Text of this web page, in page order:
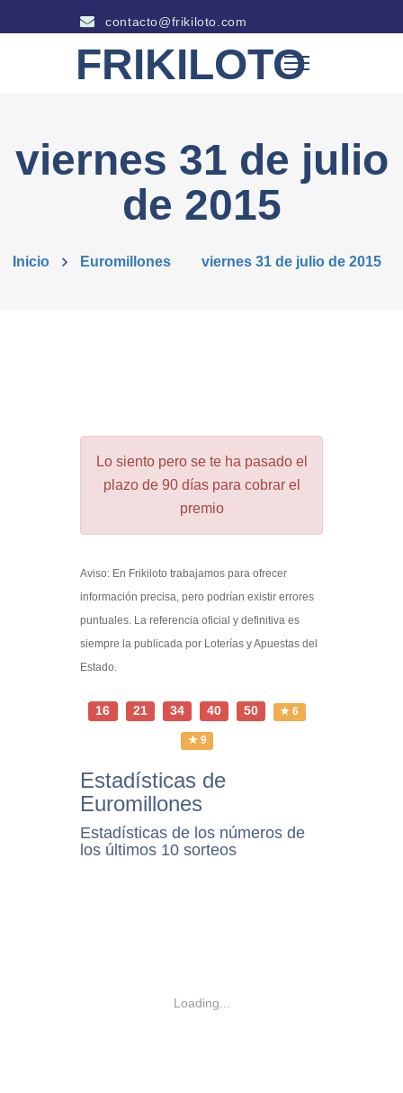
contacto@frikiloto.com
FRIKILOTO
viernes 31 de julio
de 2015
Inicio Euromillones viernes 31 de julio de 2015
Lo siento pero se te ha pasado el
plazo de 90 días para cobrar el
premio
Aviso: En Frikiloto trabajamos para ofrecer
información precisa, pero podrían existir errores
puntuales. La referencia oficial y definitiva es
siempre la publicada por Loterías y Apuestas del
Estado.
16 21 34 40 50 ★ 6
★ 9
Estadísticas de
Euromillones
Estadísticas de los números de
los últimos 10 sorteos
Loading...